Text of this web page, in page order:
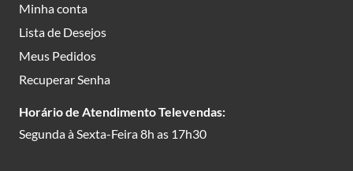
Minha conta
Lista de Desejos
Meus Pedidos
Recuperar Senha
Horário de Atendimento Televendas:
Segunda à Sexta-Feira 8h as 17h30